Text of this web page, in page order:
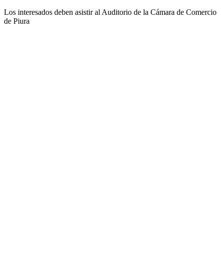
Los interesados deben asistir al Auditorio de la Cámara de Comercio
de Piura